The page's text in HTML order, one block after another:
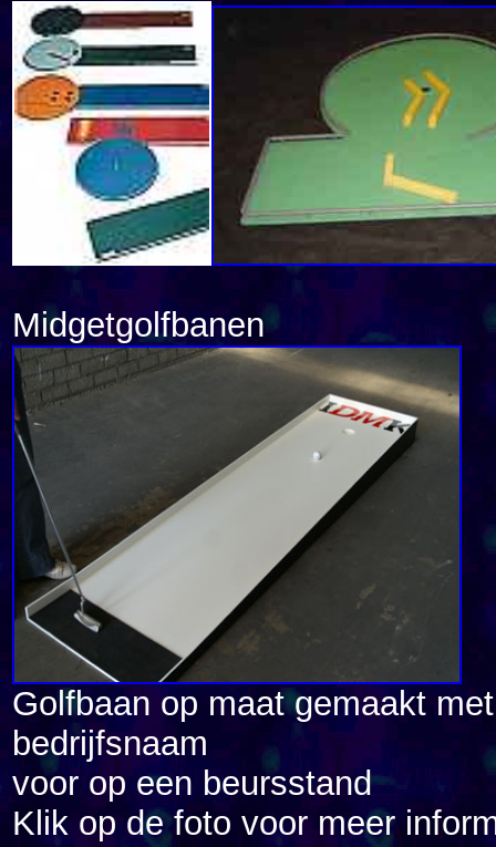
Midgetgolfbanen
Golfbaan op maat gemaakt
bedrijfsnaam
voor op een beursstand
Klik op de foto voor meer